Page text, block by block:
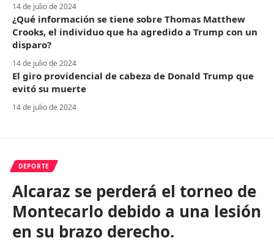
14 de julio de 2024
¿Qué información se tiene sobre Thomas Matthew
Crooks, el individuo que ha agredido a Trump con un
disparo?
14 de julio de 2024
El giro providencial de cabeza de Donald Trump que
evitó su muerte
14 de julio de 2024
DEPORTE
Alcaraz se perderá el torneo de
Montecarlo debido a una lesión
en su brazo derecho.